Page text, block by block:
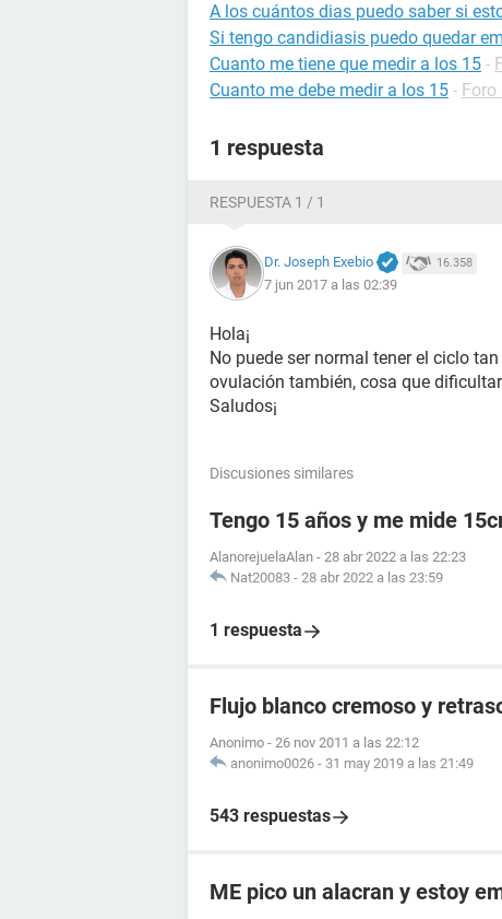
A los cuántos dias puedo saber si
Si tengo candidiasis puedo quedar
Cuanto me tiene que medir a los 15 -
Cuanto me debe medir a los 15 - Foro
1 respuesta
RESPUESTA 1 / 1
Dr. Joseph Exebio 16.358
7 jun 2017 a las 02:39
Hola¡
No puede ser normal tener el ciclo
ovulación también, cosa que
Saludos¡
Discusiones similares
Tengo 15 años y me mide
AlanorejuelaAlan - 28 abr 2022 a las 22:23
Nat20083 - 28 abr 2022 a las 23:59
1 respuesta
Flujo blanco cremoso y
Anonimo - 26 nov 2011 a las 22:12
anonimo0026 - 31 may 2019 a las 21:49
543 respuestas
ME pico un alacran y estoy